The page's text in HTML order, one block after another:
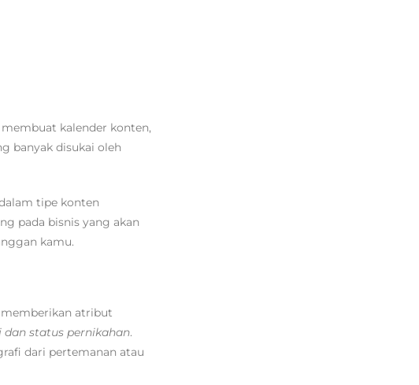
kalender konten,
banyak disukai oleh
tipe konten
pada bisnis yang akan
kamu.
atribut
dan status pernikahan.
dari pertemanan atau